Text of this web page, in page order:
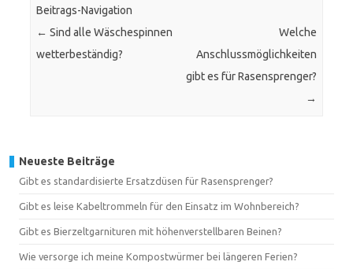
Beitrags-Navigation
← Sind alle Wäschespinnen
wetterbeständig?
Welche
Anschlussmöglichkeiten
gibt es für Rasensprenger?
→
Neueste Beiträge
Gibt es standardisierte Ersatzdüsen für Rasensprenger?
Gibt es leise Kabeltrommeln für den Einsatz im Wohnbereich?
Gibt es Bierzeltgarnituren mit höhenverstellbaren Beinen?
Wie versorge ich meine Kompostwürmer bei längeren Ferien?